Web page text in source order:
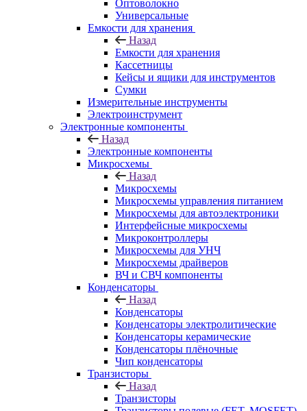
Оптоволокно
Универсальные
Емкости для хранения
Назад
Емкости для хранения
Кассетницы
Кейсы и ящики для инструментов
Сумки
Измерительные инструменты
Электроинструмент
Электронные компоненты
Назад
Электронные компоненты
Микросхемы
Назад
Микросхемы
Микросхемы управления питанием
Микросхемы для автоэлектроники
Интерфейсные микросхемы
Микроконтроллеры
Микросхемы для УНЧ
Микросхемы драйверов
ВЧ и СВЧ компоненты
Конденсаторы
Назад
Конденсаторы
Конденсаторы электролитические
Конденсаторы керамические
Конденсаторы плёночные
Чип конденсаторы
Транзисторы
Назад
Транзисторы